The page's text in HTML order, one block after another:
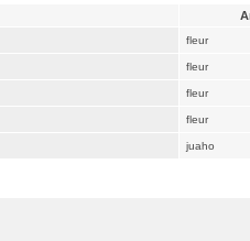
fleur
fleur
fleur
fleur
juaho